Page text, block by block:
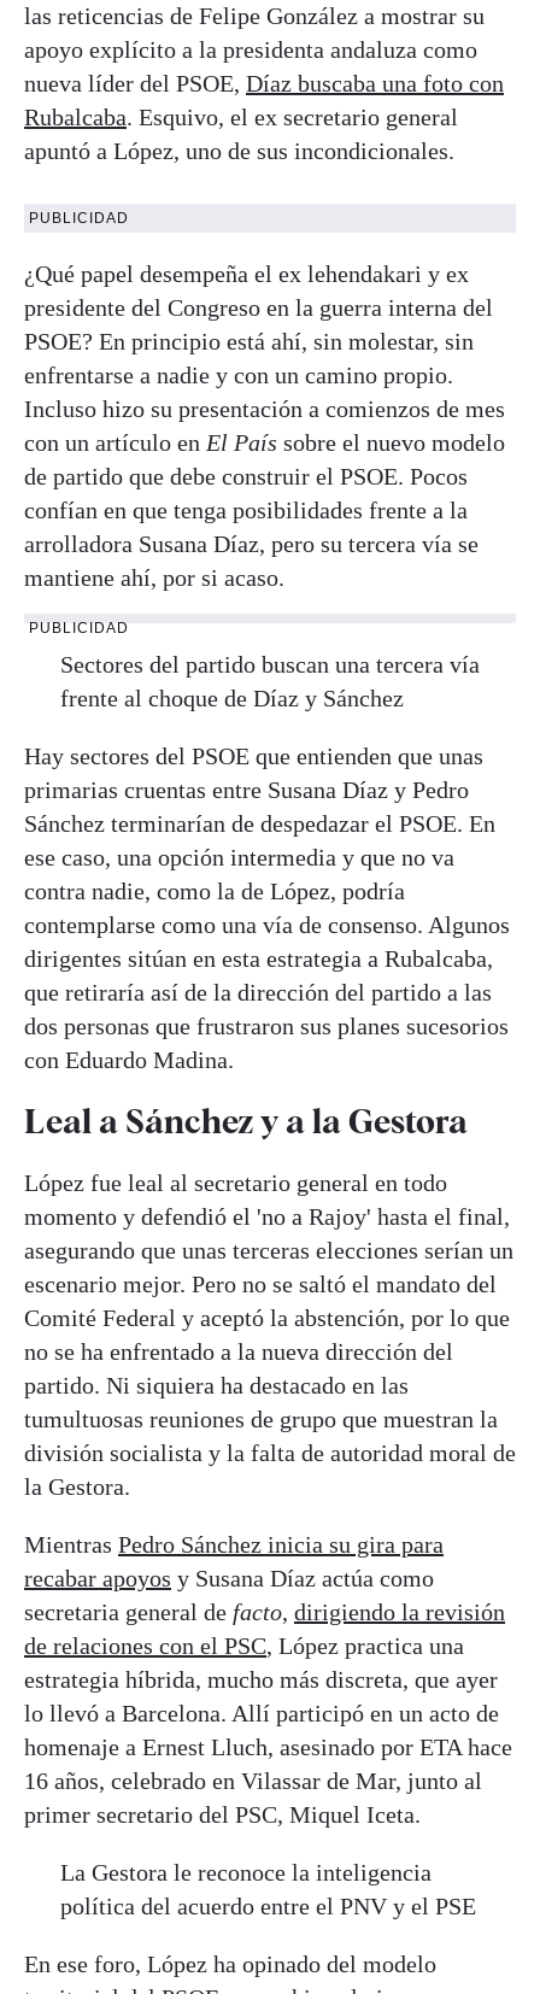
las reticencias de Felipe González a mostrar su
apoyo explícito a la presidenta andaluza como
nueva líder del PSOE, Díaz buscaba una foto con
Rubalcaba. Esquivo, el ex secretario general
apuntó a López, uno de sus incondicionales.
PUBLICIDAD
¿Qué papel desempeña el ex lehendakari y ex
presidente del Congreso en la guerra interna del
PSOE? En principio está ahí, sin molestar, sin
enfrentarse a nadie y con un camino propio.
Incluso hizo su presentación a comienzos de mes
con un artículo en El País sobre el nuevo modelo
de partido que debe construir el PSOE. Pocos
confían en que tenga posibilidades frente a la
arrolladora Susana Díaz, pero su tercera vía se
mantiene ahí, por si acaso.
PUBLICIDAD
Sectores del partido buscan una tercera vía
frente al choque de Díaz y Sánchez
Hay sectores del PSOE que entienden que unas
primarias cruentas entre Susana Díaz y Pedro
Sánchez terminarían de despedazar el PSOE. En
ese caso, una opción intermedia y que no va
contra nadie, como la de López, podría
contemplarse como una vía de consenso. Algunos
dirigentes sitúan en esta estrategia a Rubalcaba,
que retiraría así de la dirección del partido a las
dos personas que frustraron sus planes sucesorios
con Eduardo Madina.
Leal a Sánchez y a la Gestora
López fue leal al secretario general en todo
momento y defendió el 'no a Rajoy' hasta el final,
asegurando que unas terceras elecciones serían un
escenario mejor. Pero no se saltó el mandato del
Comité Federal y aceptó la abstención, por lo que
no se ha enfrentado a la nueva dirección del
partido. Ni siquiera ha destacado en las
tumultuosas reuniones de grupo que muestran la
división socialista y la falta de autoridad moral de
la Gestora.
Mientras Pedro Sánchez inicia su gira para
recabar apoyos y Susana Díaz actúa como
secretaria general de facto, dirigiendo la revisión
de relaciones con el PSC, López practica una
estrategia híbrida, mucho más discreta, que ayer
lo llevó a Barcelona. Allí participó en un acto de
homenaje a Ernest Lluch, asesinado por ETA hace
16 años, celebrado en Vilassar de Mar, junto al
primer secretario del PSC, Miquel Iceta.
La Gestora le reconoce la inteligencia
política del acuerdo entre el PNV y el PSE
En ese foro, López ha opinado del modelo